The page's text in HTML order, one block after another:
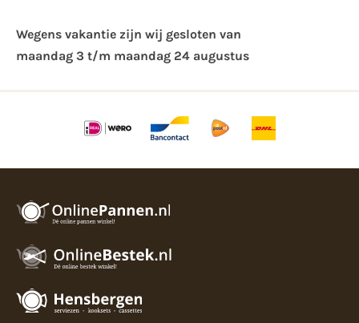
Wegens vakantie zijn wij gesloten van ​
maandag 3 t/m maandag 24 augustus